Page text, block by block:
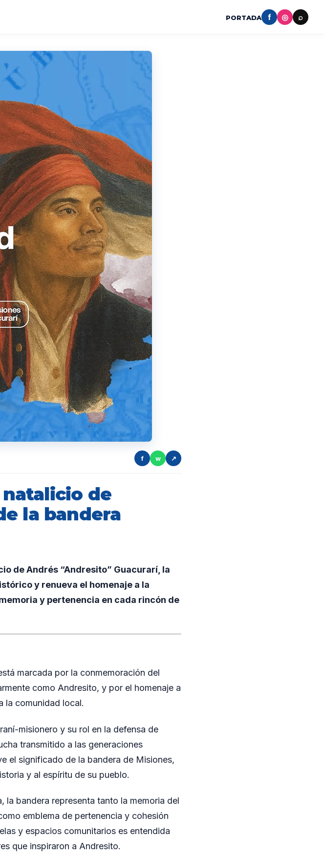
PORTADA f ◎ ⌕
f w ↗
de
la bandera
de Andrés “Andresito” Guacurarí, la
y renueva el homenaje a la
y pertenencia en cada rincón de
marcada por la conmemoración del
como Andresito, y por el homenaje a
la comunidad local.
misionero y su rol en la defensa de
transmitido a las generaciones
el significado de la bandera de Misiones,
y al espíritu de su pueblo.
la bandera representa tanto la memoria del
emblema de pertenencia y cohesión
y espacios comunitarios es entendida
que inspiraron a Andresito.